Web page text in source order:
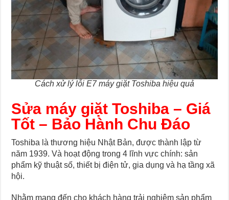
Cách xử lý lỗi E7 máy giặt Toshiba hiệu quả
Sửa máy giặt Toshiba – Giá
Tốt – Bảo Hành Chu Đáo
Toshiba là thương hiệu Nhật Bản, được thành lập từ
năm 1939. Và hoạt động trong 4 lĩnh vực chính: sản
phẩm kỹ thuật số, thiết bị điện tử, gia dụng và hạ tầng xã
hội.
Nhằm mang đến cho khách hàng trải nghiệm sản phẩm